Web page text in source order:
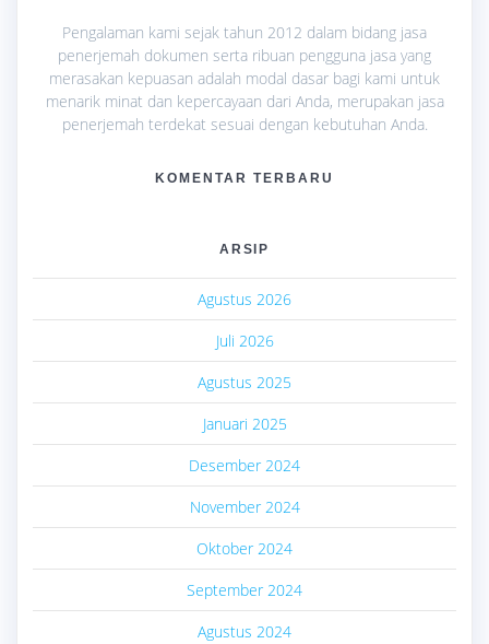
Pengalaman kami sejak tahun 2012 dalam bidang jasa
penerjemah dokumen serta ribuan pengguna jasa yang
merasakan kepuasan adalah modal dasar bagi kami untuk
menarik minat dan kepercayaan dari Anda, merupakan jasa
penerjemah terdekat sesuai dengan kebutuhan Anda.
KOMENTAR TERBARU
ARSIP
Agustus 2026
Juli 2026
Agustus 2025
Januari 2025
Desember 2024
November 2024
Oktober 2024
September 2024
Agustus 2024